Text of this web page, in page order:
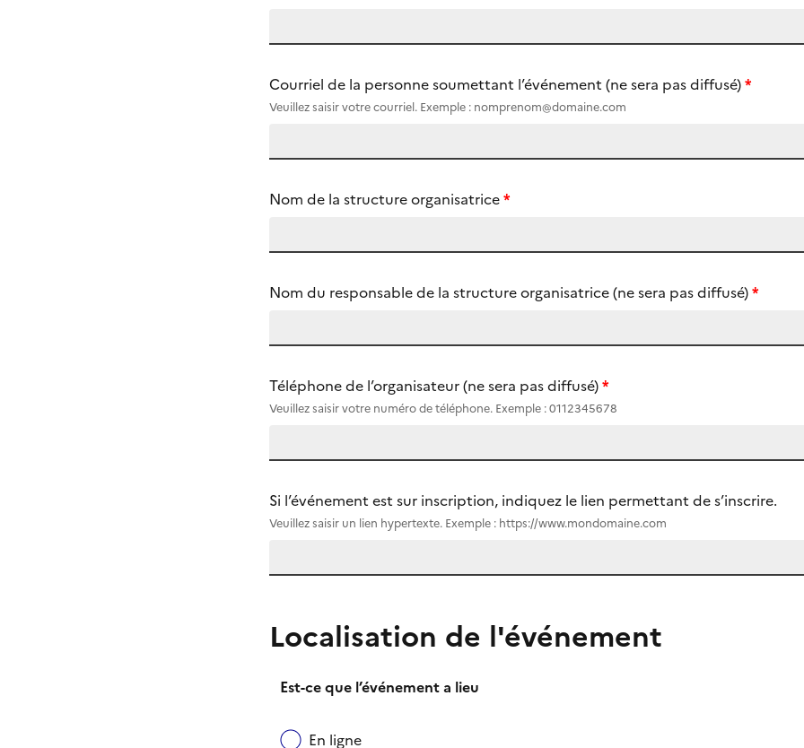
Courriel de la personne soumettant l’événement (ne sera pas diffusé)
(Champ obligatoire)
Veuillez saisir votre courriel. Exemple : nomprenom@domaine.com
Nom de la structure organisatrice
Nom du responsable de la structure organisatrice (ne sera pas diffusé)
Téléphone de l’organisateur (ne sera pas diffusé)
(Champ obligatoire)
Veuillez saisir votre numéro de téléphone. Exemple : 0112345678
Si l’événement est sur inscription, indiquez le lien permettant de s’inscrire.
Veuillez saisir un lien hypertexte. Exemple : https://www.mondomaine.com
Localisation de l'événement
Est-ce que l’événement a lieu
En ligne